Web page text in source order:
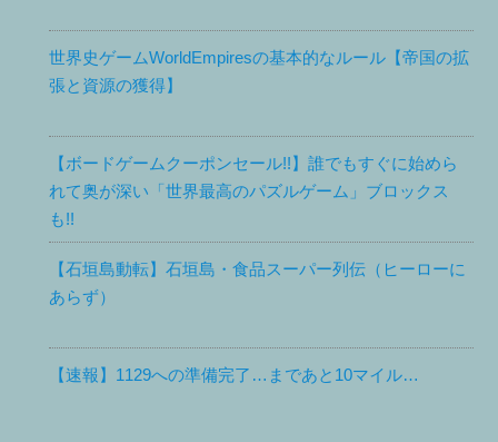
世界史ゲームWorldEmpiresの基本的なルール【帝国の拡
張と資源の獲得】
【ボードゲームクーポンセール!!】誰でもすぐに始めら
れて奥が深い「世界最高のパズルゲーム」ブロックス
も!!
【石垣島動転】石垣島・食品スーパー列伝（ヒーローに
あらず）
【速報】1129への準備完了…まであと10マイル…